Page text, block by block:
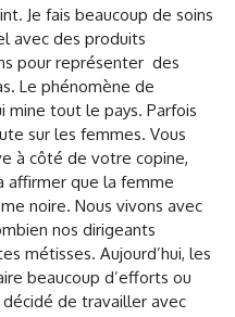
Je fais beaucoup de soins
avec des produits
pour représenter des
Le phénomène de
tout le pays. Parfois
sur les femmes. Vous
à côté de votre copine,
affirmer que la femme
noire. Nous vivons avec
nos dirigeants
métisses. Aujourd’hui, les
beaucoup d’efforts ou
décidé de travailler avec